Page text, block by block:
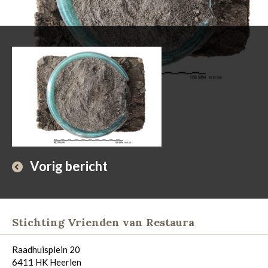
Vorig bericht
Stichting Vrienden van Restaura
Raadhuisplein 20
6411 HK Heerlen